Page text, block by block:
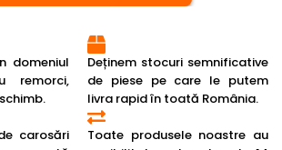
domeniul
remorci,
carosări
Deținem stocuri semnificative
de piese pe care le putem
livra rapid în toată România.
Toate produsele noastre au